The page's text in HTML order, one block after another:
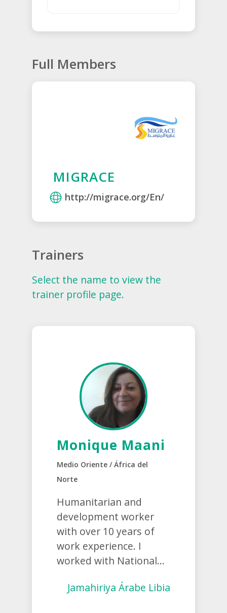
Full Members
MIGRACE
http://migrace.org/En/
Trainers
Select the name to view the
trainer profile page.
Monique Maani
Medio Oriente / África del
Norte
Humanitarian and
development worker
with over 10 years of
work experience. I
worked with National...
Jamahiriya Árabe Libia